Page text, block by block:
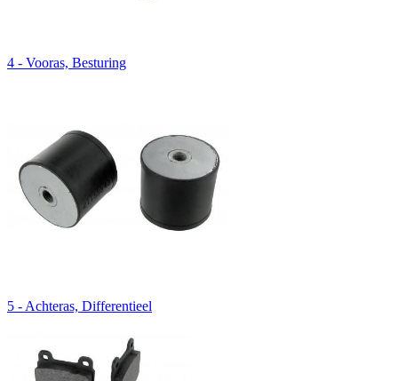
4 - Vooras, Besturing
5 - Achteras, Differentieel